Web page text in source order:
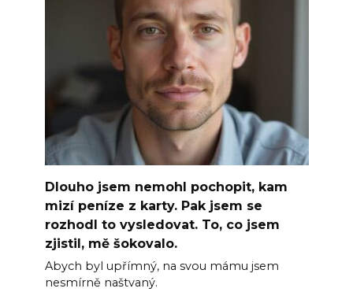
Dlouho jsem nemohl pochopit, kam
mizí peníze z karty. Pak jsem se
rozhodl to vysledovat. To, co jsem
zjistil, mě šokovalo.
Abych byl upřímný, na svou mámu jsem
nesmírně naštvaný.